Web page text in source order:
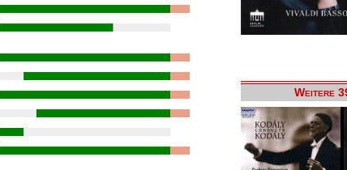
Weitere